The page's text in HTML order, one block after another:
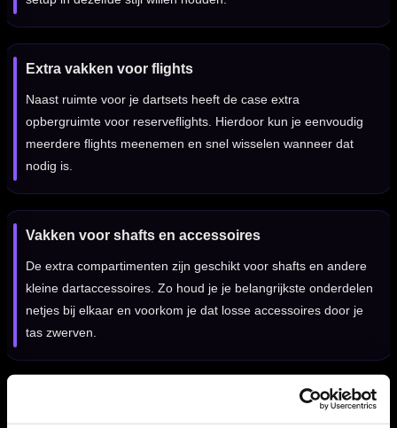
Extra vakken voor flights
Naast ruimte voor je dartsets heeft de case extra
opbergruimte voor reserveflights. Hierdoor kun je eenvoudig
meerdere flights meenemen en snel wisselen wanneer dat
nodig is.
Vakken voor shafts en accessoires
De extra compartimenten zijn geschikt voor shafts en andere
kleine dartaccessoires. Zo houd je je belangrijkste onderdelen
netjes bij elkaar en voorkom je dat losse accessoires door je
tas zwerven.